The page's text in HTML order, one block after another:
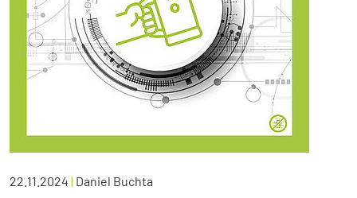
22.11.2024 | Daniel Buchta